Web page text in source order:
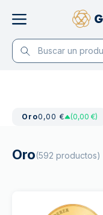
Oro0,00 € (0,00 €)
Oro(592 productos)